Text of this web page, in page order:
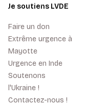
Je soutiens LVDE
Faire un don
Extrême urgence à
Mayotte
Urgence en Inde
Soutenons
l'Ukraine !
Contactez-nous !